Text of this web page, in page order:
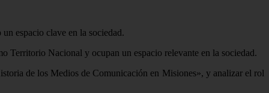
espacio clave en la sociedad.
Territorio Nacional y ocupan un espacio relevante en la sociedad.
de los Medios de Comunicación en Misiones», y analizar el rol